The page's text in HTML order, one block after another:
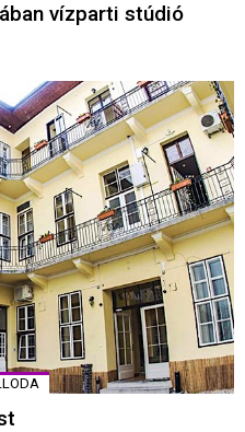
vízparti stúdió